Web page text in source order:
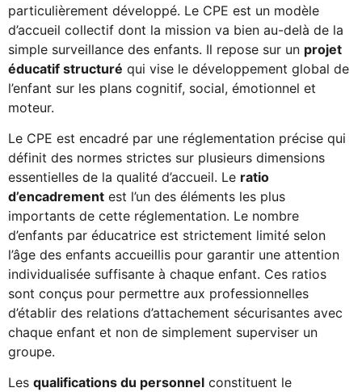
particulièrement développé. Le CPE est un modèle
d’accueil collectif dont la mission va bien au-delà de la
simple surveillance des enfants. Il repose sur un projet
éducatif structuré qui vise le développement global de
l’enfant sur les plans cognitif, social, émotionnel et
moteur.
Le CPE est encadré par une réglementation précise qui
définit des normes strictes sur plusieurs dimensions
essentielles de la qualité d’accueil. Le ratio
d’encadrement est l’un des éléments les plus
importants de cette réglementation. Le nombre
d’enfants par éducatrice est strictement limité selon
l’âge des enfants accueillis pour garantir une attention
individualisée suffisante à chaque enfant. Ces ratios
sont conçus pour permettre aux professionnelles
d’établir des relations d’attachement sécurisantes avec
chaque enfant et non de simplement superviser un
groupe.
Les qualifications du personnel constituent le